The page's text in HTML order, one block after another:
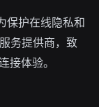
保护在线隐私和
务提供商，致
接体验。